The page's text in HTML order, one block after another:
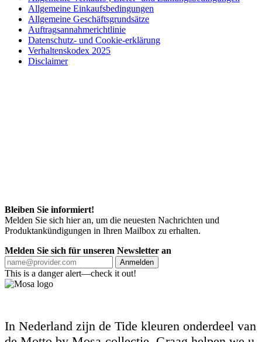
Allgemeine Einkaufsbedingungen
Allgemeine Geschäftsgrundsätze
Auftragsannahmerichtlinie
Datenschutz- und Cookie-erklärung
Verhaltenskodex 2025
Disclaimer
Bleiben Sie informiert!
Melden Sie sich hier an, um die neuesten Nachrichten und
Produktankündigungen in Ihren Mailbox zu erhalten.
Melden Sie sich für unseren Newsletter an
Anmelden
This is a danger alert—check it out!
In Nederland zijn de Tide kleuren onderdeel van